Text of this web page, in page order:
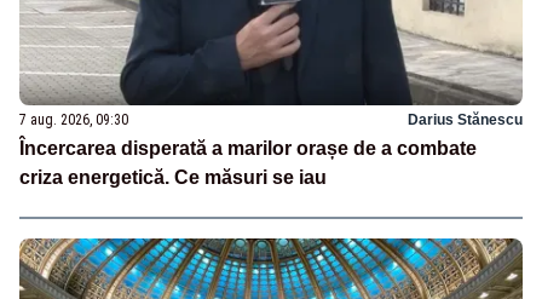
7 aug. 2026, 09:30 Darius Stănescu
Încercarea disperată a marilor orașe de a combate
criza energetică. Ce măsuri se iau